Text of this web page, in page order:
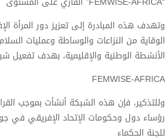
دور المرأة الإفريقية ومساهمتها في
وعمليات السلام من خلال مشاركتها في
بهدف تفعيل شبكة
وللتذكير، فإن هذه الشبكة أنشأت بموجب القرار رقم 663 الصادر عن مؤتمر
رؤساء دول وحكومات الإتحاد الإفريقي في جويلية 2017 ، كآلية فرعية